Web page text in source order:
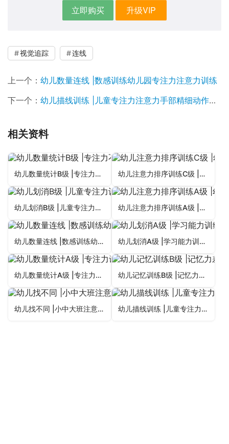
立即购买 升级VIP
视觉追踪 连线
上一个： 幼儿数量连线 |数感训练幼儿园专注力注意力训练
下一个： 幼儿描线训练 |儿童专注力注意力手部精细动作训练
相关资料
幼儿数量统计B级 |专注力不集中的孩子怎么办?学习能力训练图卡 幼儿注意力排序训练C级 |幼儿园专注力训练图卡专注力不集中
幼儿划消B级 |儿童专注力训练注意力不集中粗心马虎不认真 幼儿注意力排序训练A级 |幼儿园小班学习能力训练儿童专注力不集中
幼儿数量连线 |数感训练幼儿园专注力注意力训练 幼儿划消A级 |学习能力训练中心专注力注意力训练
幼儿数量统计A级 |专注力训练注意力训练神器放飞未来 幼儿记忆训练B级 |记忆力差记不住记不准记不牢
幼儿找不同 |小中大班注意力训练专注力图卡文件高清晰下载 幼儿描线训练 |儿童专注力注意力手部精细动作训练